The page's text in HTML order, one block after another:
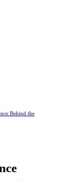
Behind the